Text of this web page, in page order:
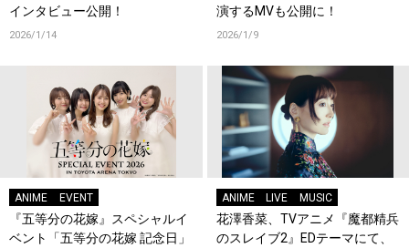
インタビュー公開！
2026/1/14
演するMVも公開に！
2026/1/9
ANIME EVENT
『五等分の花嫁』スペシャルイ
ベント「五等分の花嫁 記念日」
ANIME LIVE MUSIC
花澤香菜、TVアニメ『魔都精兵
のスレイブ2』EDテーマにて、